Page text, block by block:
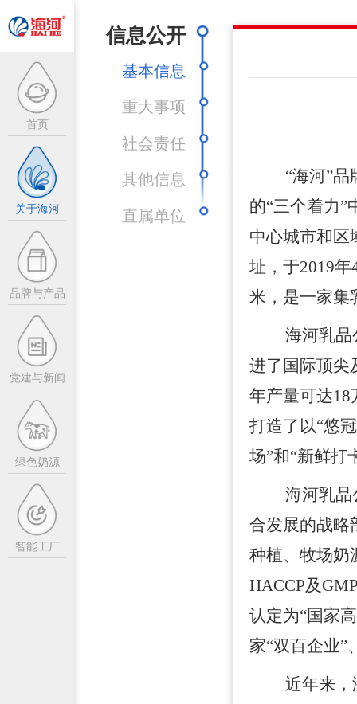
首页
关于海河
企业介绍
企业愿景
品牌与产品
党建与新闻
绿色奶源
智能工厂
信息公开
基本信息
重大事项
社会责任
其他信息
直属单位
“海河”品
的“三个着力”
中心城市和区
址，于2019年
米，是一家集
海河乳品
进了国际顶尖
年产量可达18
打造了以“悠
场”和“新鲜打
海河乳品
合发展的战略
种植、牧场奶
HACCP及
认定为“国家
家“双百企业”
近年来